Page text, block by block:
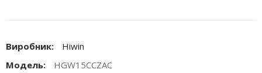
Виробник:
Hiwin
Модель:
HGW15CCZAC